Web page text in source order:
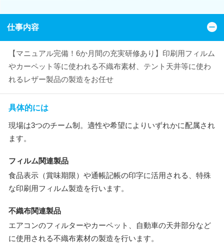
仕事内容
【マニュアル完備！6か月間の充実研修あり】印刷用フィルム
やカーペット等に使われる不織布素材、テント天井等に使わ
れるレザー製品の製造をお任せ
具体的には
現場は3つのチーム制。適性や希望によりいずれかに配属され
ます。
フィルム関連製品
食品表示（賞味期限）や通帳記帳の印字に活用される、特殊
な印刷用フィルム製造を行います。
不織布関連製品
エアコンのフィルターやカーペット、自動車の天井部分など
に使用される不織布素材の製造を行います。